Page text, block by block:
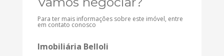
Para ter mais informações sobre este imóvel, entre
em contato conosco
Imobiliária Belloli